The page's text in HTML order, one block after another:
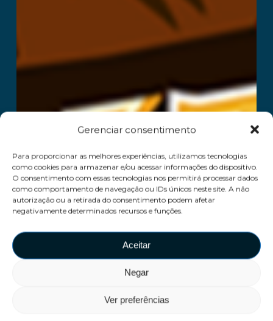
Gerenciar consentimento
Para proporcionar as melhores experiências, utilizamos tecnologias
como cookies para armazenar e/ou acessar informações do dispositivo.
O consentimento com essas tecnologias nos permitirá processar dados
como comportamento de navegação ou IDs únicos neste site. A não
autorização ou a retirada do consentimento podem afetar
negativamente determinados recursos e funções.
Aceitar
Negar
Ver preferências